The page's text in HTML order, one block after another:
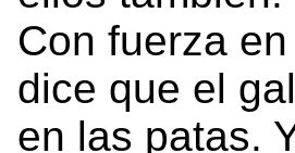
Con fuerza
dice que el
en las patas.